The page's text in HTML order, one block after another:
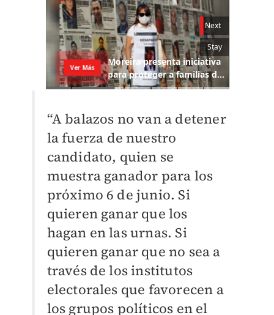
“A balazos no van a detener
la fuerza de nuestro
candidato, quien se
muestra ganador para los
próximo 6 de junio. Si
quieren ganar que los
hagan en las urnas. Si
quieren ganar que no sea a
través de los institutos
electorales que favorecen a
los grupos políticos en el